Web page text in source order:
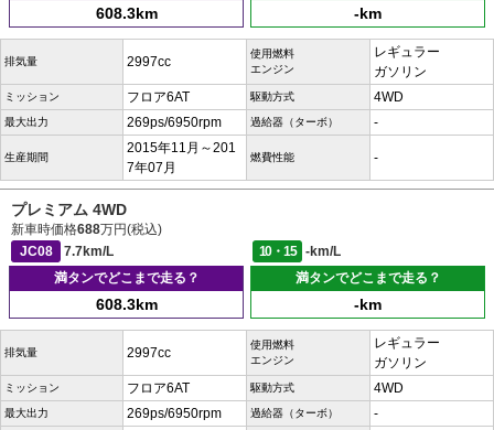
608.3km -km
排気量 2997cc
使用燃料
エンジン
レギュラー
ガソリン
ミッション フロア6AT 駆動方式 4WD
最大出力 269ps/6950rpm 過給器（ターボ） -
生産期間
2015年11月～201
7年07月
燃費性能 -
プレミアム 4WD
新車時価格688万円(税込)
JC08
7.7km/L 10・15
-km/L
満タンでどこまで走る？
608.3km
満タンでどこまで走る？
-km
排気量 2997cc
使用燃料
エンジン
レギュラー
ガソリン
ミッション フロア6AT 駆動方式 4WD
最大出力 269ps/6950rpm 過給器（ターボ） -